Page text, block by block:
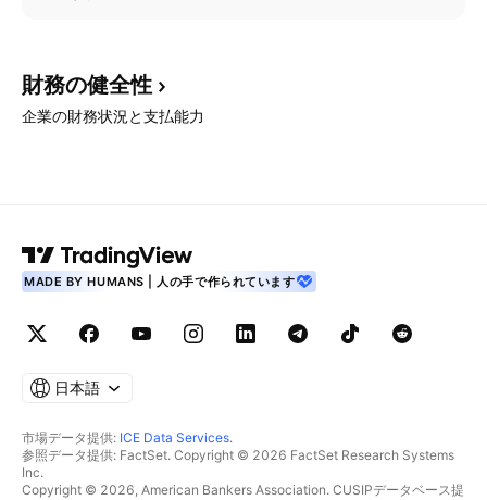
財務の健全性
企業の財務状況と支払能力
MADE BY HUMANS | 人の手で作られています
日本語
市場データ提供: ICE Data Services.
参照データ提供: FactSet. Copyright © 2026 FactSet Research Systems
Inc.
Copyright © 2026, American Bankers Association. CUSIPデータベース提